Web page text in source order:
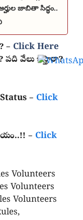
జాబితా సిద్ధం..
– Click Here
పది వేలు ఇస్తారా?
– Click
– Click
Volunteers
Volunteers
Volunteers